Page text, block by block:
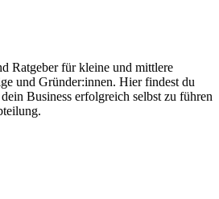
Ratgeber für kleine und mittlere
und Gründer:innen. Hier findest du
Business erfolgreich selbst zu führen